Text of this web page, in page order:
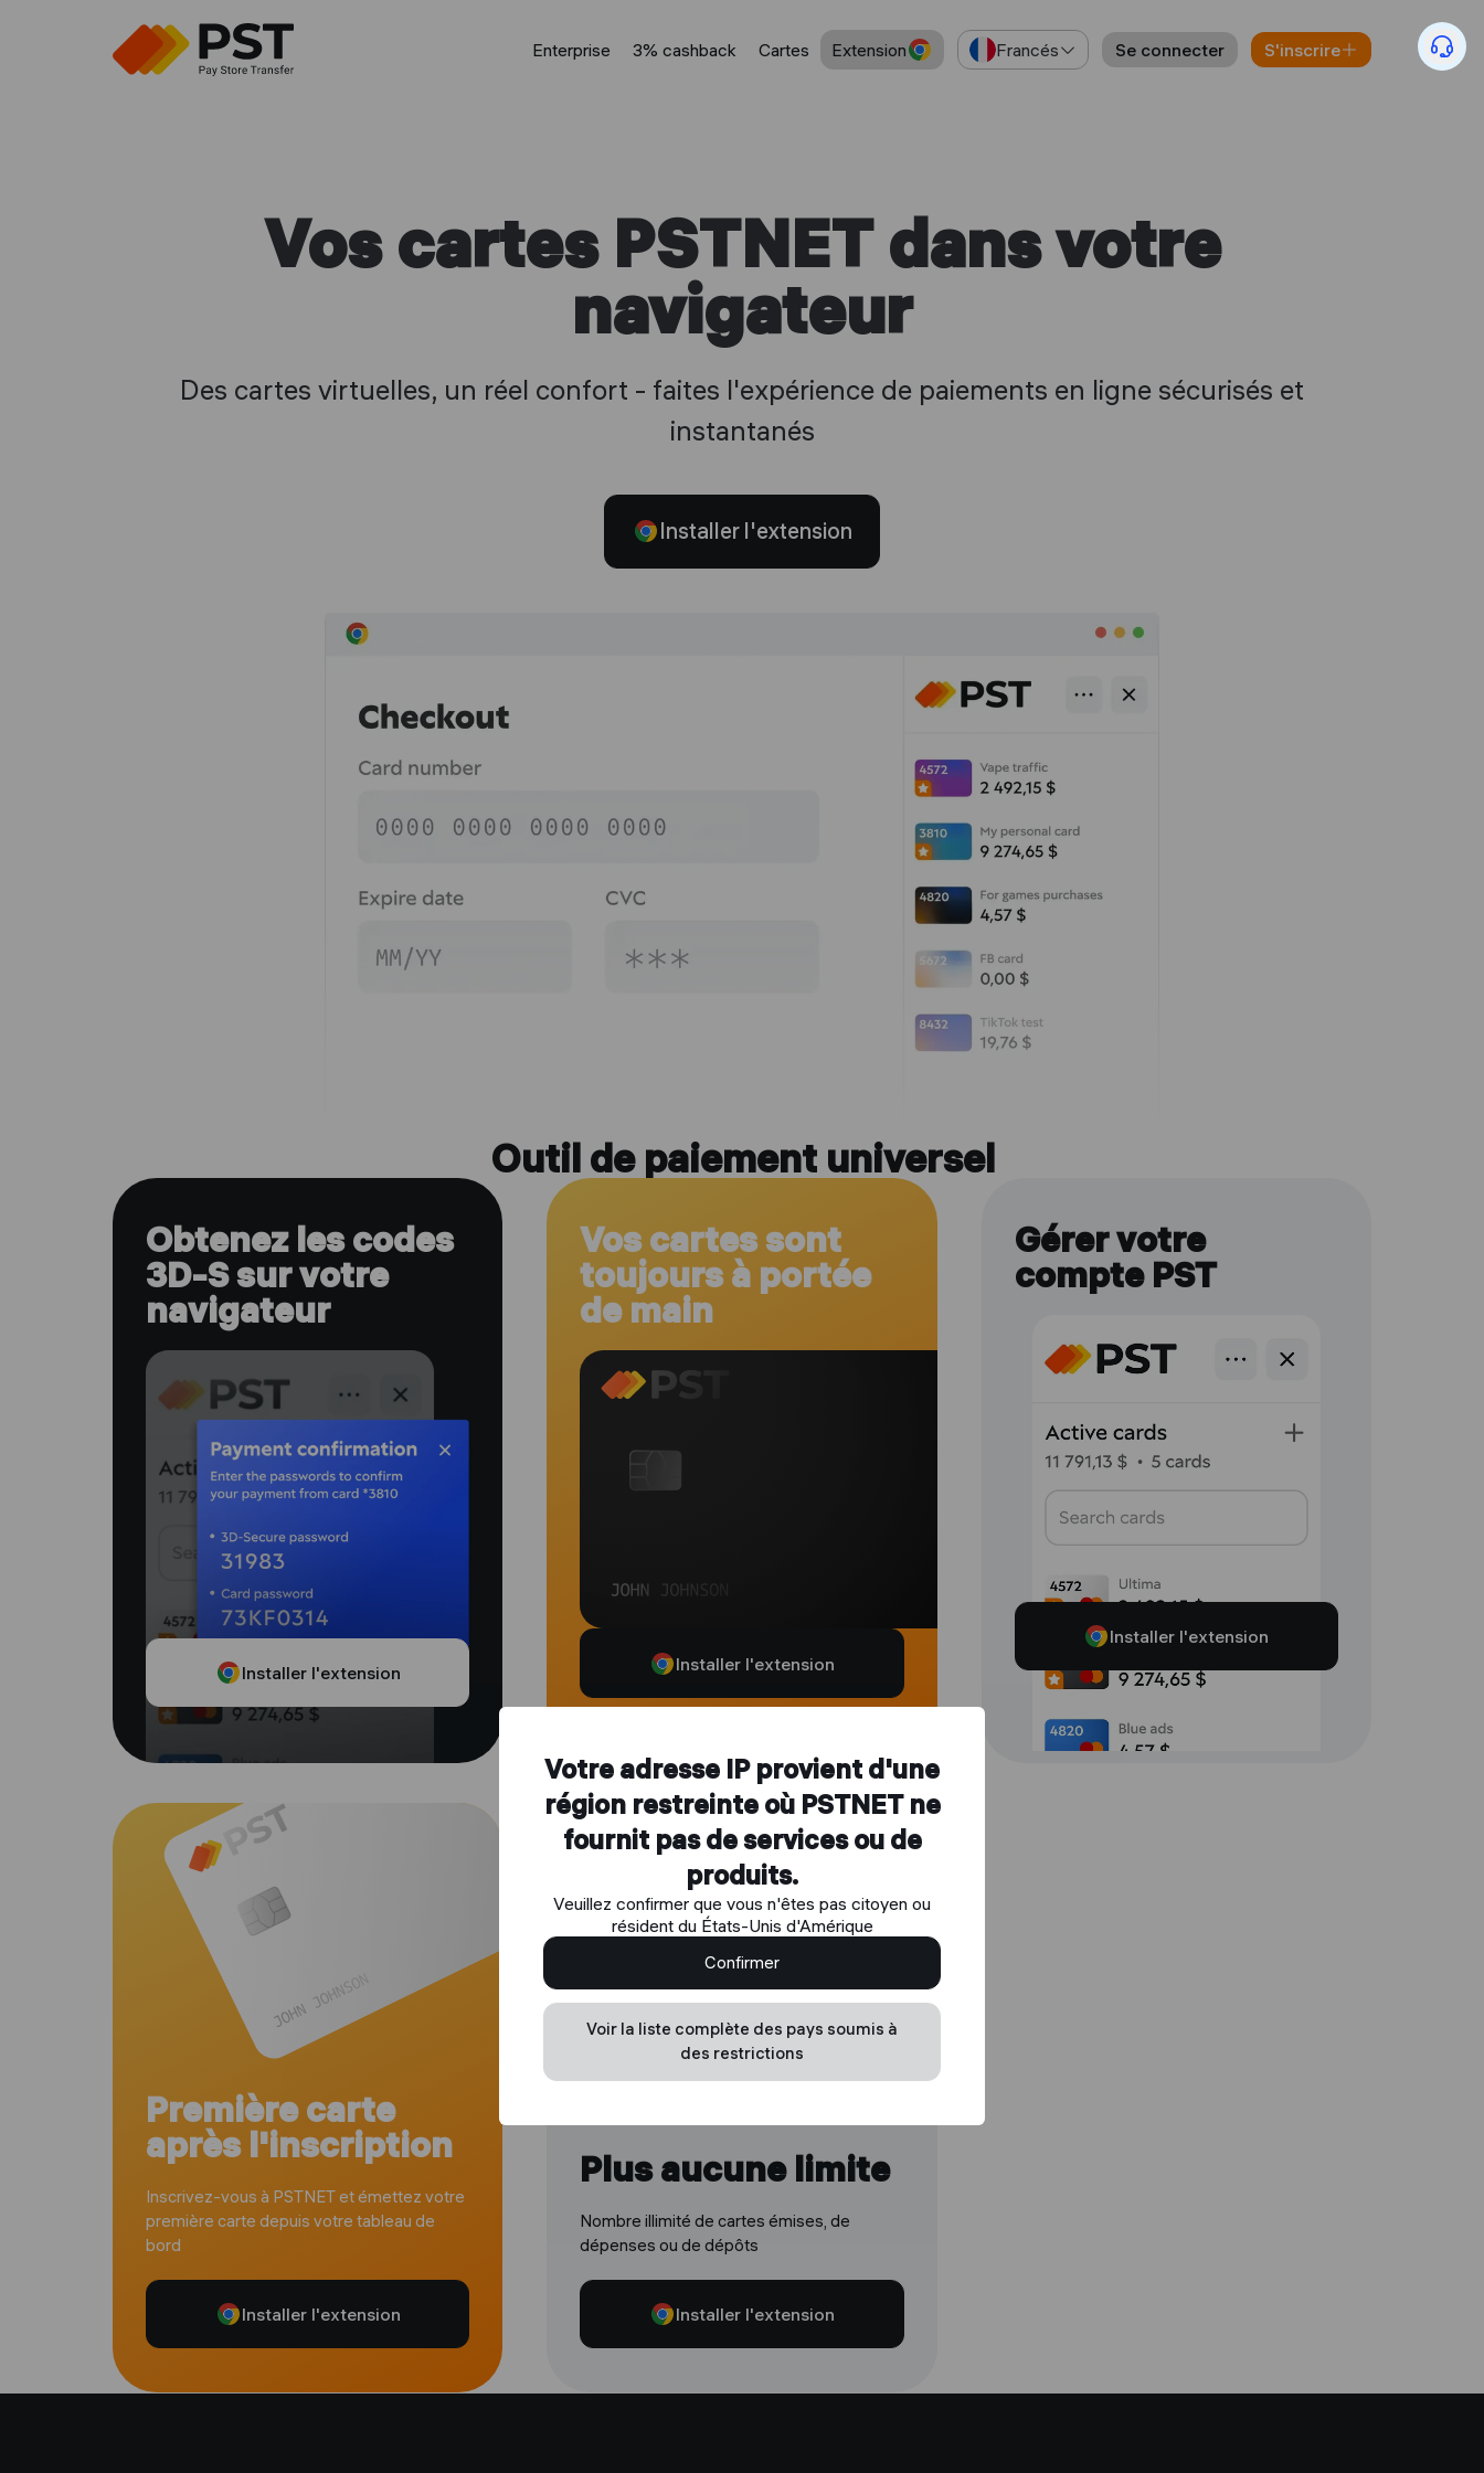
Votre adresse IP provient d'une
région restreinte où PSTNET ne
fournit pas de services ou de
produits.
Veuillez confirmer que vous n'êtes pas citoyen ou
résident du États-Unis d'Amérique
Confirmer
Voir la liste complète des pays soumis à
des restrictions
Enterprise 3% cashback Cartes Extension Francés Se connecter S'inscrire
Vos cartes PSTNET dans votre
navigateur
Des cartes virtuelles, un réel confort - faites l'expérience de paiements en ligne sécurisés et
instantanés
Installer l'extension
Outil de paiement universel
Obtenez les codes
3D-S sur votre
navigateur
Installer l'extension
Vos cartes sont
toujours à portée
de main
Installer l'extension
Gérer votre
compte PST
Installer l'extension
Commodité à tout budget
Première carte
après l'inscription
Inscrivez-vous à PSTNET et émettez votre
première carte depuis votre tableau de
bord
Installer l'extension
Plus aucune limite
Nombre illimité de cartes émises, de
dépenses ou de dépôts
Installer l'extension